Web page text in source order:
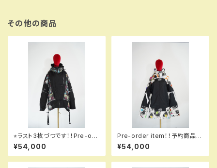
その他の商品
⭐︎ラスト3枚づつです！！Pre-ord
er item！！予約商品です！！MQ
07003 EM +++ jacket EM
993 hflmtbk em！！送料無料
¥54,000
Pre-order item！！予約商品で
す！！MQ07000EM GALAXXX
Y jacket EM 991 dflbk e
m！！送料無料（日本国内のみ）
¥54,000